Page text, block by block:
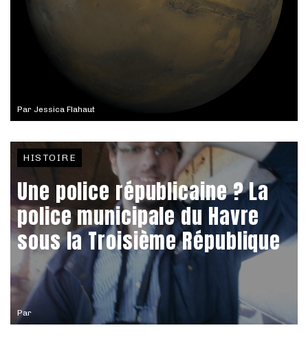
Par Jessica Flahaut
Par
HISTOIRE
Une police républicaine ? La
police municipale du Havre
sous la Troisième République